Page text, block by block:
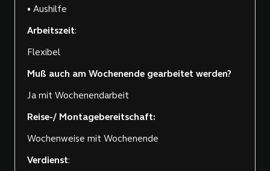
• Aushilfe
Arbeitszeit:
Flexibel
Muß auch am Wochenende gearbeitet werden?
Ja mit Wochenendarbeit
Reise-/ Montagebereitschaft:
Wochenweise mit Wochenende
Verdienst: